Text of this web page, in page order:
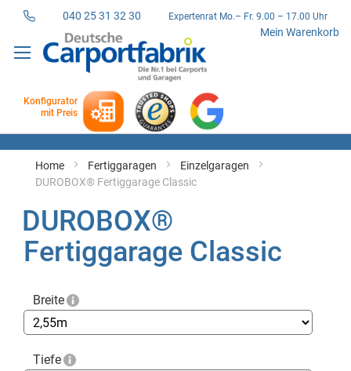
040 25 31 32 30 Expertenrat Mo.– Fr. 9.00 – 17.00 Uhr
Mein Warenkorb
zum
Konfigurator
mit Preis
Home Fertiggaragen
Einzelgaragen
DUROBOX® Fertiggarage Classic
DUROBOX®
Fertiggarage Classic
Breite
Tiefe